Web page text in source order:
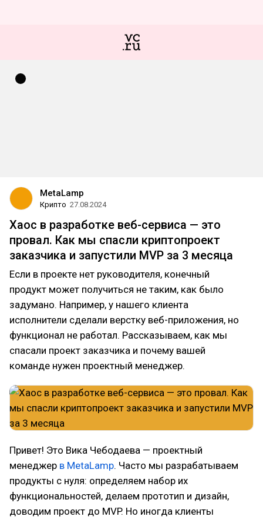
MetaLamp
Крипто 27.08.2024
Хаос в разработке веб-сервиса — это
провал. Как мы спасли криптопроект
заказчика и запустили MVP за 3 месяца
Если в проекте нет руководителя, конечный
продукт может получиться не таким, как было
задумано. Например, у нашего клиента
исполнители сделали верстку веб-приложения, но
функционал не работал. Рассказываем, как мы
спасали проект заказчика и почему вашей
команде нужен проектный менеджер.
Привет! Это Вика Чебодаева — проектный
менеджер в MetaLamp. Часто мы разрабатываем
продукты с нуля: определяем набор их
функциональностей, делаем прототип и дизайн,
доводим проект до MVP. Но иногда клиенты